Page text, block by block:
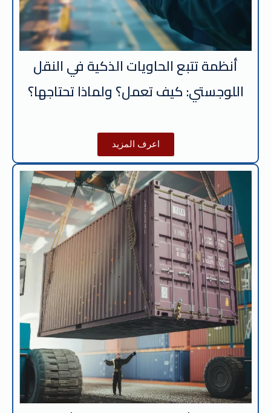
أنظمة تتبع الحاويات الذكية في النقل
اللوجستي: كيف تعمل؟ ولماذا تحتاجها؟
اعرف المزيد